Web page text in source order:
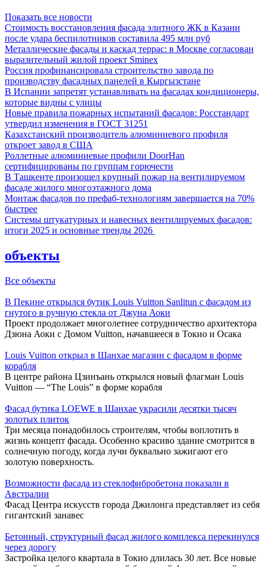
Показать все новости
Стоимость восстановления фасада элитного ЖК в Казани
после удара беспилотников составила 495 млн руб
Металлические фасады и каскад террас: в Москве согласован
выразительный жилой проект Sminex
Россия профинансировала строительство завода по
производству фасадных панелей в Кыргызстане
В Испании запретят устанавливать на фасадах кондиционеры,
которые видны с улицы
Новые правила пожарных испытаний фасадов: Росстандарт
утвердил изменения в ГОСТ 31251
Казахстанский производитель алюминиевого профиля
откроет завод в США
Роллетные алюминиевые профили DoorHan
сертифицированы по группам горючести
В Ташкенте произошел крупный пожар на вентилируемом
фасаде жилого многоэтажного дома
Монтаж фасадов по префаб-технологиям завершается на 70%
быстрее
Системы штукатурных и навесных вентилируемых фасадов:
итоги 2025 и основные тренды 2026
объекты
Все объекты
В Пекине открылся бутик Louis Vuitton Sanlitun с фасадом из
гнутого в ручную стекла от Джуна Аоки
Проект продолжает многолетнее сотрудничество архитектора
Дзюна Аоки с Домом Vuitton, начавшееся в Токио и Осака
Louis Vuitton открыл в Шанхае магазин с фасадом в форме
корабля
В центре района Цзинъань открылся новый флагман Louis
Vuitton — “The Louis” в форме корабля
Фасад бутика LOEWE в Шанхае украсили десятки тысяч
золотых плиток
Три месяца понадобилось строителям, чтобы воплотить в
жизнь концепт фасада. Особенно красиво здание смотрится в
солнечную погоду, когда лучи буквально зажигают его
золотую поверхность.
Возможности фасада из стеклофибробетона показали в
Австралии
Фасад Центра искусств города Джилонга представляет из себя
гигантский занавес
Бетонный, структурный фасад жилого комплекса перекинулся
через дорогу
Застройка целого квартала в Токио длилась 30 лет. Все новые